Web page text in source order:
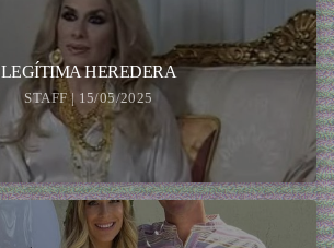
LEGÍTIMA HEREDERA
STAFF | 15/05/2025